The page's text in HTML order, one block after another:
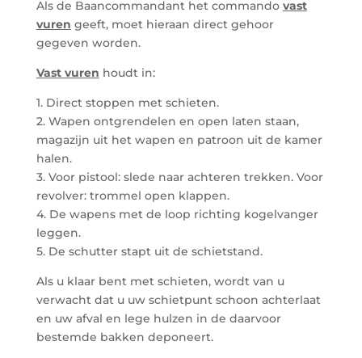
Als de Baancommandant het commando vast
vuren geeft, moet hieraan direct gehoor
gegeven worden.
Vast vuren houdt in:
1. Direct stoppen met schieten.
2. Wapen ontgrendelen en open laten staan,
magazijn uit het wapen en patroon uit de kamer
halen.
3. Voor pistool: slede naar achteren trekken. Voor
revolver: trommel open klappen.
4. De wapens met de loop richting kogelvanger
leggen.
5. De schutter stapt uit de schietstand.
Als u klaar bent met schieten, wordt van u
verwacht dat u uw schietpunt schoon achterlaat
en uw afval en lege hulzen in de daarvoor
bestemde bakken deponeert.